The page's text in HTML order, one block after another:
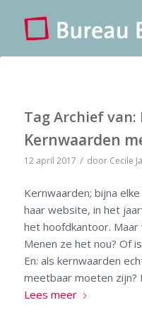
Tag Archief van:
Kernwaarden
12 april 2017 / door Cecile
Kernwaarden; bijna
haar website, in het
het hoofdkantoor. Maar
Menen ze het nou? Of
En: als kernwaarden
meetbaar moeten zijn?
Lees meer